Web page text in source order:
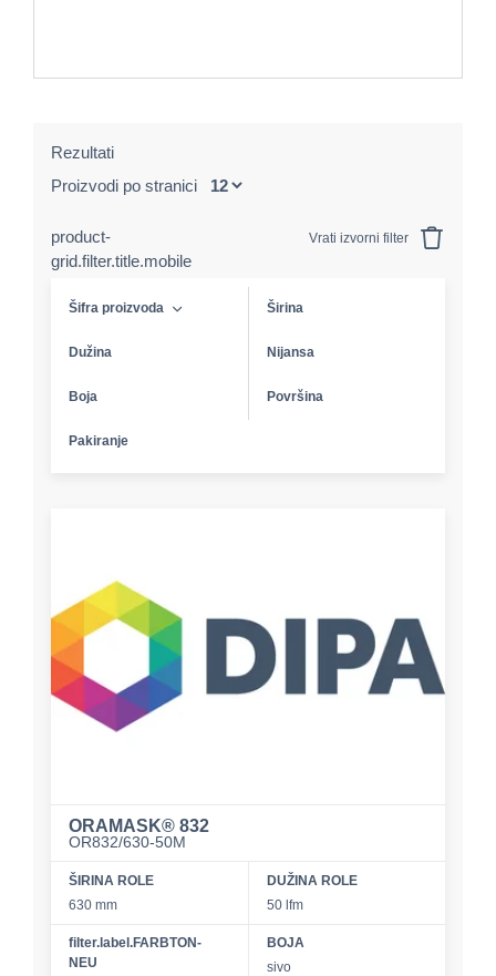
Rezultati
Proizvodi po stranici
product-
grid.filter.title.mobile
Vrati izvorni filter
Šifra proizvoda Širina
Dužina Nijansa
Boja Površina
Pakiranje
ORAMASK® 832
OR832/630-50M
ŠIRINA ROLE
630 mm
DUŽINA ROLE
50 lfm
filter.label.FARBTON-
NEU
BOJA
sivo